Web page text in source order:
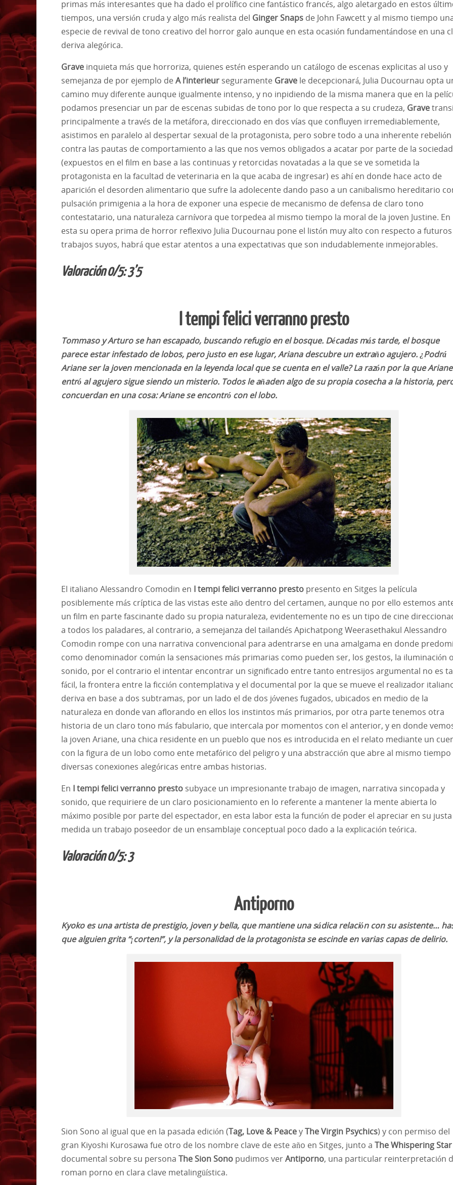
primas más interesantes que ha dado el prolífico cine fantástico francés, algo aletargado en estos
tiempos, una versión cruda y algo más realista del Ginger Snaps de John Fawcett y al mismo tiempo
especie de revival de tono creativo del horror galo aunque en esta ocasión fundamentándose en una
deriva alegórica.
Grave inquieta más que horroriza, quienes estén esperando un catálogo de escenas explicitas al uso y
semejanza de por ejemplo deA l’interieur seguramente Grave le decepcionará, Julia Ducournau opta
camino muy diferente aunque igualmente intenso, y no inpidiendo de la misma manera que en la
podamos presenciar un par de escenas subidas de tono por lo que respecta a su crudeza, Grave
principalmente a través de la metáfora, direccionado en dos vías que confluyen irremediablemente,
asistimos en paralelo al despertar sexual de la protagonista, pero sobre todo a una inherente rebelión
contra las pautas de comportamiento a las que nos vemos obligados a acatar por parte de la sociedad
(expuestos en el film en base a las continuas y retorcidas novatadas a la que se ve sometida la
protagonista en la facultad de veterinaria en la que acaba de ingresar) es ahí en donde hace acto de
aparición el desorden alimentario que sufre la adolecente dando paso a un canibalismo hereditario
pulsación primigenia a la hora de exponer una especie de mecanismo de defensa de claro tono
contestatario, una naturaleza carnívora que torpedea al mismo tiempo la moral de la joven Justine. En
esta su opera prima de horror reflexivo Julia Ducournau pone el listón muy alto con respecto a futuros
trabajos suyos, habrá que estar atentos a una expectativas que son indudablemente inmejorables.
Valoración 0/5: 3’5
I tempi felici verranno presto
Tommaso y Arturo se han escapado, buscando refugio en el bosque. Décadas más tarde, el bosque
parece estar infestado de lobos, pero justo en ese lugar, Ariana descubre un extraño agujero. ¿Podrá
Ariane ser la joven mencionada en la leyenda local que se cuenta en el valle? La razón por la que Ariane
entró al agujero sigue siendo un misterio. Todos le añaden algo de su propia cosecha a la historia,
concuerdan en una cosa: Ariane se encontró con el lobo.
El italiano Alessandro Comodin en I tempi felici verranno presto presento en Sitges la película
posiblemente más críptica de las vistas este año dentro del certamen, aunque no por ello estemos
un film en parte fascinante dado su propia naturaleza, evidentemente no es un tipo de cine
a todos los paladares, al contrario, a semejanza del tailandés Apichatpong Weerasethakul Alessandro
Comodin rompe con una narrativa convencional para adentrarse en una amalgama en donde
como denominador común la sensaciones más primarias como pueden ser, los gestos, la iluminación
sonido, por el contrario el intentar encontrar un significado entre tanto entresijos argumental no es
fácil, la frontera entre la ficción contemplativa y el documental por la que se mueve el realizador
deriva en base a dos subtramas, por un lado el de dos jóvenes fugados, ubicados en medio de la
naturaleza en donde van aflorando en ellos los instintos más primarios, por otra parte tenemos otra
historia de un claro tono más fabulario, que intercala por momentos con el anterior, y en donde
la joven Ariane, una chica residente en un pueblo que nos es introducida en el relato mediante un
con la figura de un lobo como ente metafórico del peligro y una abstracción que abre al mismo tiempo
diversas conexiones alegóricas entre ambas historias.
En I tempi felici verranno presto subyace un impresionante trabajo de imagen, narrativa sincopada y
sonido, que requiriere de un claro posicionamiento en lo referente a mantener la mente abierta lo
máximo posible por parte del espectador, en esta labor esta la función de poder el apreciar en su justa
medida un trabajo poseedor de un ensamblaje conceptual poco dado a la explicación teórica.
Valoración 0/5: 3
Antiporno
Kyoko es una artista de prestigio, joven y bella, que mantiene una sádica relación con su asistente…
que alguien grita “¡corten!”, y la personalidad de la protagonista se escinde en varias capas de delirio.
Sion Sono al igual que en la pasada edición (Tag, Love & PeaceyThe Virgin Psychics) y con permiso del
gran Kiyoshi Kurosawa fue otro de los nombre clave de este año en Sitges, junto a The Whispering Star
documental sobre su persona The Sion Sono pudimos verAntiporno, una particular reinterpretación
roman porno en clara clave metalingüística.
Ene Feb
May Jun
Sep Oct
Ene Feb
May Jun
Sep Oct
Ene Feb
May Jun
Sep Oct
Ene Feb
May Jun
Sep Oct
Ene Feb
May Jun
Sep Oct
Ene Feb
May Jun
Sep Oct
Ene Feb
May Jun
Sep Oct
Ene Feb
May Jun
Sep Oct
Ene Feb
May Jun
Sep Oct
Ene Feb
May Jun
Sep Oct
Ene Feb
May Jun
Sep Oct
Ene Feb
May Jun
Sep Oct
Ene Feb
May Jun
Sep Oct